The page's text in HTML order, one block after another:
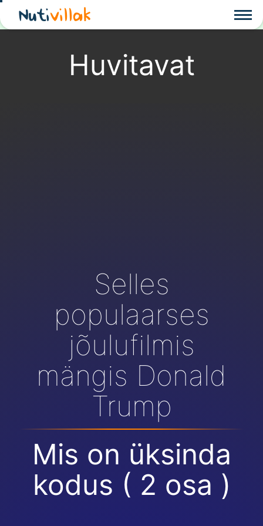
Nutivillak
Huvitavat
Selles
populaarses
jõulufilmis
mängis Donald
Trump
Mis on üksinda
kodus ( 2 osa )